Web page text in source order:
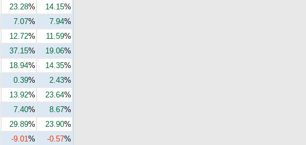
23.28% 14.15%
7.07% 7.94%
12.72% 11.59%
37.15% 19.06%
18.94% 14.35%
0.39% 2.43%
13.92% 23.64%
7.40% 8.67%
29.89% 23.90%
-9.01 % -0.57%